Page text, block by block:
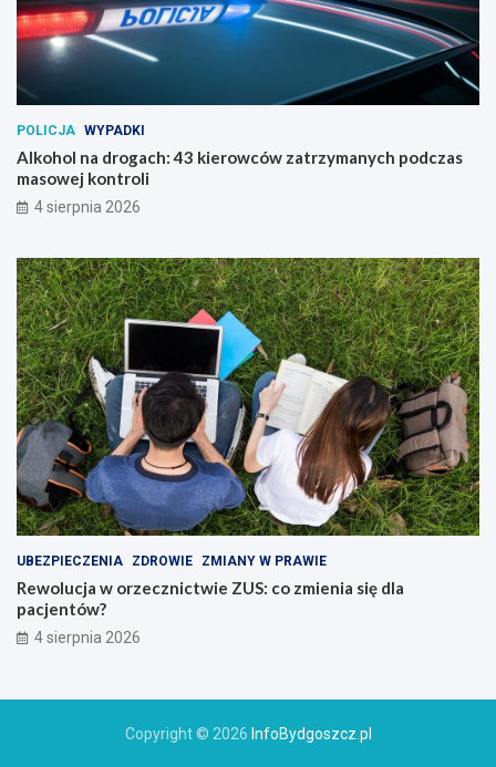
POLICJA WYPADKI
Alkohol na drogach: 43 kierowców zatrzymanych podczas
masowej kontroli
4 sierpnia 2026
UBEZPIECZENIA ZDROWIE ZMIANY W PRAWIE
Rewolucja w orzecznictwie ZUS: co zmienia się dla
pacjentów?
4 sierpnia 2026
Copyright © 2026 InfoBydgoszcz.pl